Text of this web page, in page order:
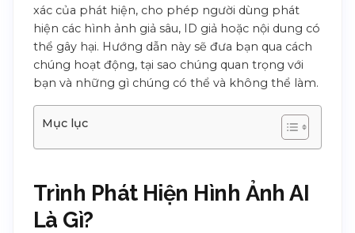
xác của phát hiện, cho phép người dùng phát
hiện các hình ảnh giả sâu, ID giả hoặc nội dung có
thể gây hại. Hướng dẫn này sẽ đưa bạn qua cách
chúng hoạt động, tại sao chúng quan trọng với
bạn và những gì chúng có thể và không thể làm.
Mục lục
Trình Phát Hiện Hình Ảnh AI
Là Gì?